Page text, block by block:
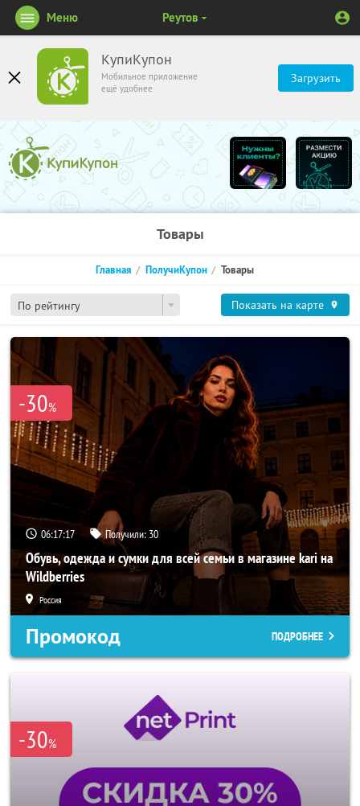
КупиКупон
Мобильное приложение
ещё удобнее
Загрузить
Меню Реутов
Товары
По рейтингу
Главная ПолучиКупон Товары
Показать на карте
-30%
06:17:15 Получили: 30
Обувь, одежда и сумки для всей семьи в магазине kari на
Wildberries
Россия
Промокод ПОДРОБНЕЕ
-30%